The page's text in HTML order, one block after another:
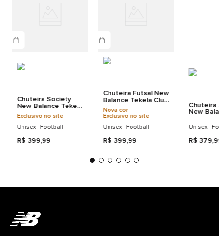
Chuteira Society
New Balance Tekela
Club Tf Unisex
Exclusivo no site
Unisex Football
R$ 399,99
Chuteira Futsal New
Balance Tekela Club
Id Unisex
Nova cor
Exclusivo no site
Unisex Football
R$ 399,99
Chuteira
New
Unisex
R$ 379,